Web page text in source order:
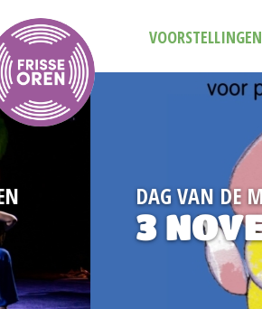
VOORSTELLINGEN
2026